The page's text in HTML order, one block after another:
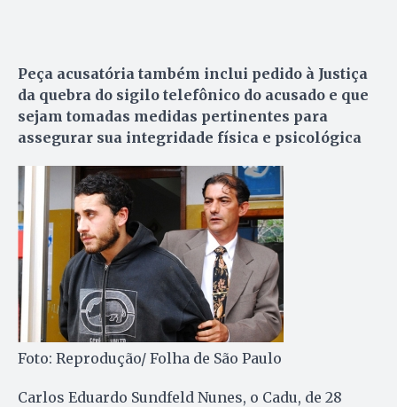
Peça acusatória também inclui pedido à Justiça
da quebra do sigilo telefônico do acusado e que
sejam tomadas medidas pertinentes para
assegurar sua integridade física e psicológica
Foto: Reprodução/ Folha de São Paulo
Carlos Eduardo Sundfeld Nunes, o Cadu, de 28